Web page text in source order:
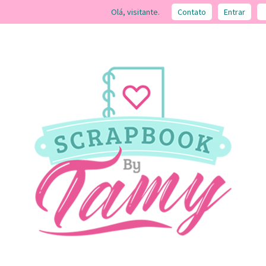
Olá, visitante. Contato Entrar